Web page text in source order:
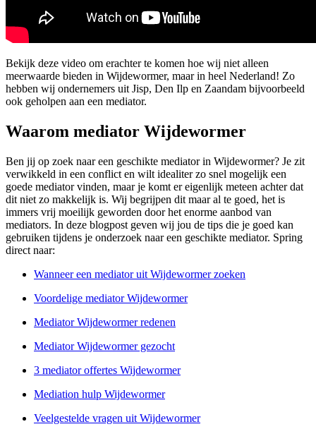
Bekijk deze video om erachter te komen hoe wij niet alleen
meerwaarde bieden in Wijdewormer, maar in heel Nederland! Zo
hebben wij ondernemers uit Jisp, Den Ilp en Zaandam bijvoorbeeld
ook geholpen aan een mediator.
Waarom mediator Wijdewormer
Ben jij op zoek naar een geschikte mediator in Wijdewormer? Je zit
verwikkeld in een conflict en wilt idealiter zo snel mogelijk een
goede mediator vinden, maar je komt er eigenlijk meteen achter dat
dit niet zo makkelijk is. Wij begrijpen dit maar al te goed, het is
immers vrij moeilijk geworden door het enorme aanbod van
mediators. In deze blogpost geven wij jou de tips die je goed kan
gebruiken tijdens je onderzoek naar een geschikte mediator. Spring
direct naar:
Wanneer een mediator uit Wijdewormer zoeken
Voordelige mediator Wijdewormer
Mediator Wijdewormer redenen
Mediator Wijdewormer gezocht
3 mediator offertes Wijdewormer
Mediation hulp Wijdewormer
Veelgestelde vragen uit Wijdewormer